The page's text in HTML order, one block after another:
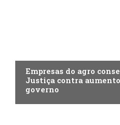
Empresas do agro
Justiça contra
governo